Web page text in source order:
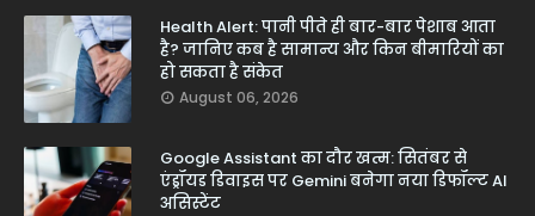
Health Alert: पानी पीते ही बार-बार पेशाब आता
है? जानिए कब है सामान्य और किन बीमारियों का
हो सकता है संकेत
August 06, 2026
Google Assistant का दौर खत्म: सितंबर से
एंड्रॉयड डिवाइस पर Gemini बनेगा नया डिफॉल्ट AI
असिस्टेंट